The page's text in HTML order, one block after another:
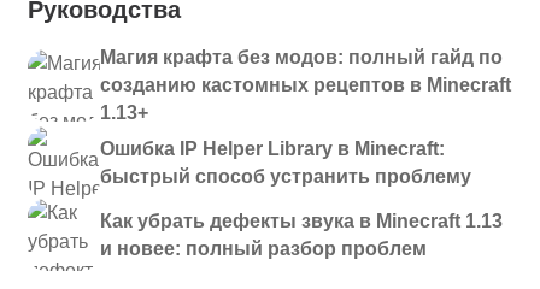
Руководства
Магия крафта без модов: полный гайд по
созданию кастомных рецептов в Minecraft
1.13+
Ошибка IP Helper Library в Minecraft:
быстрый способ устранить проблему
Как убрать дефекты звука в Minecraft 1.13
и новее: полный разбор проблем